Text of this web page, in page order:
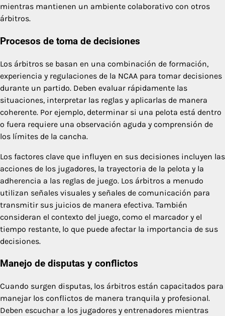
mientras mantienen un ambiente colaborativo con otros
árbitros.
Procesos de toma de decisiones
Los árbitros se basan en una combinación de formación,
experiencia y regulaciones de la NCAA para tomar decisiones
durante un partido. Deben evaluar rápidamente las
situaciones, interpretar las reglas y aplicarlas de manera
coherente. Por ejemplo, determinar si una pelota está dentro
o fuera requiere una observación aguda y comprensión de
los límites de la cancha.
Los factores clave que influyen en sus decisiones incluyen las
acciones de los jugadores, la trayectoria de la pelota y la
adherencia a las reglas de juego. Los árbitros a menudo
utilizan señales visuales y señales de comunicación para
transmitir sus juicios de manera efectiva. También
consideran el contexto del juego, como el marcador y el
tiempo restante, lo que puede afectar la importancia de sus
decisiones.
Manejo de disputas y conflictos
Cuando surgen disputas, los árbitros están capacitados para
manejar los conflictos de manera tranquila y profesional.
Deben escuchar a los jugadores y entrenadores mientras